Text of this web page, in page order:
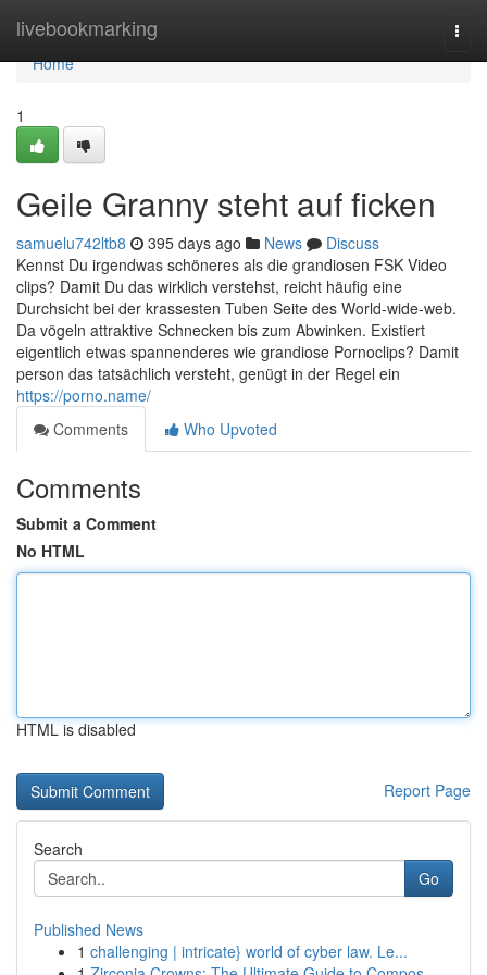
livebookmarking
Home
Home
1
Geile Granny steht auf ficken
samuelu742ltb8 395 days ago News
Discuss
Kennst Du irgendwas schöneres als die grandiosen FSK Video
clips? Damit Du das wirklich verstehst, reicht häufig eine
Durchsicht bei der krassesten Tuben Seite des World-wide-web.
Da vögeln attraktive Schnecken bis zum Abwinken. Existiert
eigentlich etwas spannenderes wie grandiose Pornoclips? Damit
person das tatsächlich versteht, genügt in der Regel ein
https://porno.name/
Comments
Who Upvoted
Comments
Submit a Comment
No HTML
HTML is disabled
Report Page
Search
Go
Published News
1 challenging | intricate} world of cyber law. Le...